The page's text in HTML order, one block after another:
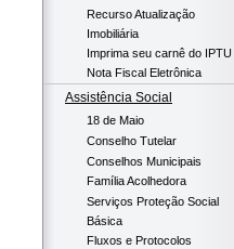
Recurso Atualização
Imobiliária
Imprima seu carnê do IPTU
Nota Fiscal Eletrônica
Assistência Social
18 de Maio
Conselho Tutelar
Conselhos Municipais
Família Acolhedora
Serviços Proteção Social
Básica
Fluxos e Protocolos